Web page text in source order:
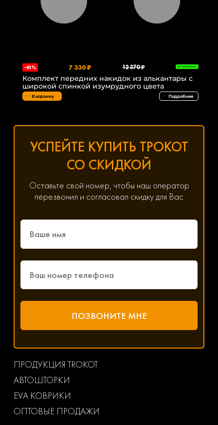
-41% 7 330 ₽ 12 370 ₽ В НАЛИЧИИ
Комплект передних накидок из алькантары с
широкой спинкой изумрудного цвета
В корзину Подробнее
УСПЕЙТЕ КУПИТЬ ТРОКОТ
СО СКИДКОЙ
Оставьте свой номер, чтобы наш оператор
перезвонил и согласовал скидку для Вас
ПРОДУКЦИЯ TROKOT
АВТОШТОРКИ
EVA КОВРИКИ
ОПТОВЫЕ ПРОДАЖИ